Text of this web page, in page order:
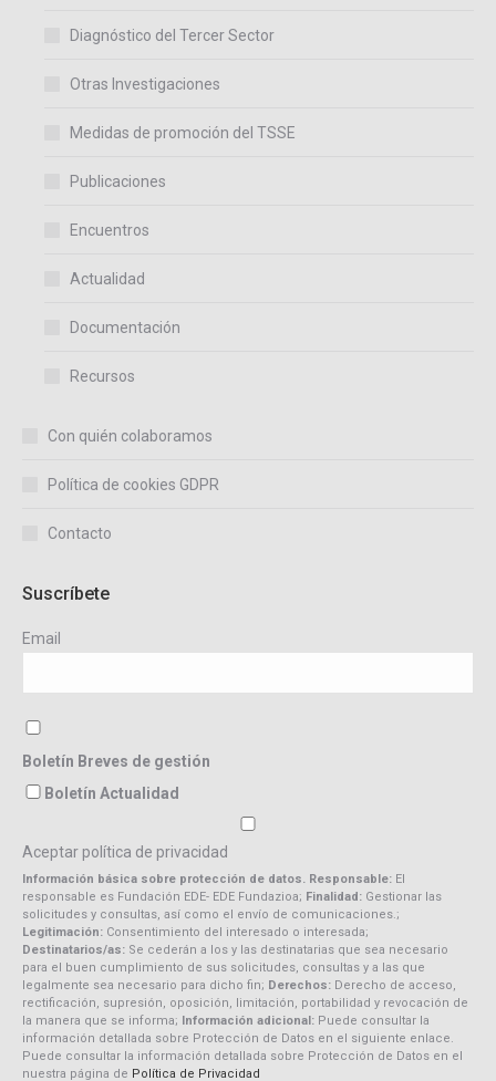
Diagnóstico del Tercer Sector
Otras Investigaciones
Medidas de promoción del TSSE
Publicaciones
Encuentros
Actualidad
Documentación
Recursos
Con quién colaboramos
Política de cookies GDPR
Contacto
Suscríbete
Email
Boletín Breves de gestión
Boletín Actualidad
Aceptar política de privacidad
Información básica sobre protección de datos. Responsable: El
responsable es Fundación EDE- EDE Fundazioa; Finalidad: Gestionar las
solicitudes y consultas, así como el envío de comunicaciones.;
Legitimación: Consentimiento del interesado o interesada;
Destinatarios/as: Se cederán a los y las destinatarias que sea necesario
para el buen cumplimiento de sus solicitudes, consultas y a las que
legalmente sea necesario para dicho fin; Derechos: Derecho de acceso,
rectificación, supresión, oposición, limitación, portabilidad y revocación de
la manera que se informa; Información adicional: Puede consultar la
información detallada sobre Protección de Datos en el siguiente enlace.
Puede consultar la información detallada sobre Protección de Datos en el
nuestra página de Política de Privacidad